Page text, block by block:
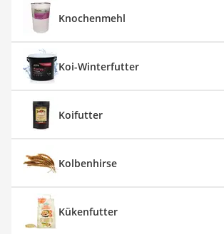
Knochenmehl
Koi-Winterfutter
Koifutter
Kolbenhirse
Kükenfutter